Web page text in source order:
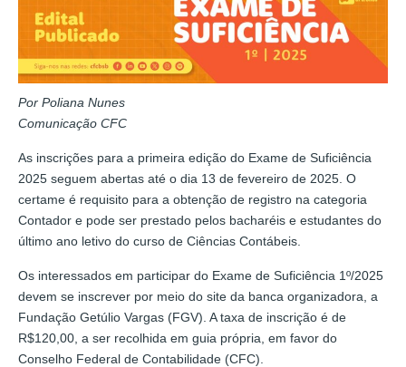
Por Poliana Nunes
Comunicação CFC
As inscrições para a primeira edição do Exame de Suficiência
2025 seguem abertas até o dia 13 de fevereiro de 2025. O
certame é requisito para a obtenção de registro na categoria
Contador e pode ser prestado pelos bacharéis e estudantes do
último ano letivo do curso de Ciências Contábeis.
Os interessados em participar do Exame de Suficiência 1º/2025
devem se inscrever por meio do site da banca organizadora, a
Fundação Getúlio Vargas (FGV). A taxa de inscrição é de
R$120,00, a ser recolhida em guia própria, em favor do
Conselho Federal de Contabilidade (CFC).